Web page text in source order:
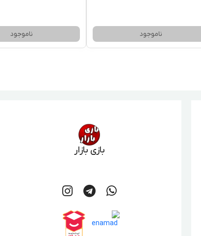
ناموجود ناموجود
بازی بازار